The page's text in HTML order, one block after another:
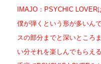
IMAJO：PSYCHIC
僕が弾くという形が多いん
スの部分までと深いところ
い分それを楽しんでもらえ